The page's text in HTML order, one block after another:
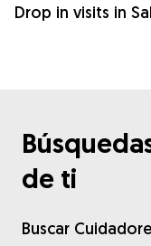
Drop in visits in
de ti
Buscar